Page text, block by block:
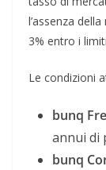
l’assenza
3% entro i
Le condizioni
bunq
annui di
bunq